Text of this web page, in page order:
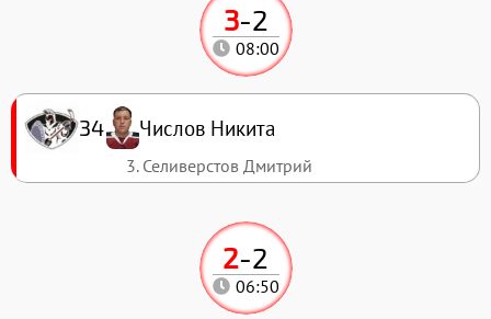
2-2
06:50
3-2
08:00
34 Числов Никита
3. Селиверстов Дмитрий